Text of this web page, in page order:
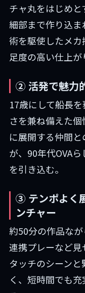
チャ丸をはじめ
細部まで作り込
術を駆使したメ
足度の高い仕上が
② 活発で魅力
17歳にして船長
さを兼ね備えた
に展開する仲間
が、90年代OVA
を引き込む。
③ テンポよく
ンチャー
約50分の作品な
連携プレーなど見
タッチのシーン
く、短時間でも